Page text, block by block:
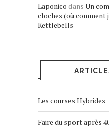
Laponico dans Un
cloches (où comment
Kettlebells
Les courses Hybrides
Faire du sport après